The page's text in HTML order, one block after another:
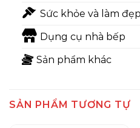
Sức khỏe và làm đẹp
Dụng cụ nhà bếp
Sản phẩm khác
SẢN PHẨM TƯƠNG TỰ